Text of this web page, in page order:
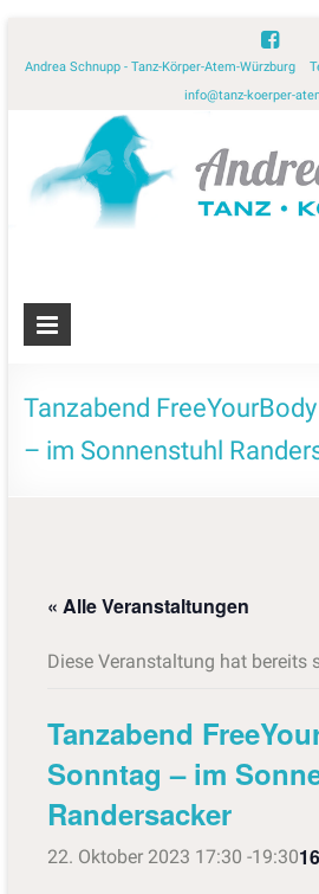
Andrea Schnupp - Tanz-Körper-Atem-
info@tanz-koerper-
Tanzabend
– im Sonnenstuhl
« Alle Veranstaltungen
Diese Veranstaltung hat bereits
Tanzabend
Sonntag – im
Randersacker
22. Oktober 2023 17:30 -19:30